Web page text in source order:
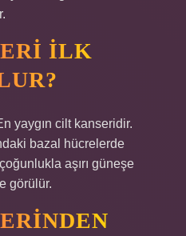
ILK
yaygın cilt kanseridir.
bazal hücrelerde
aşırı güneşe
görülür.